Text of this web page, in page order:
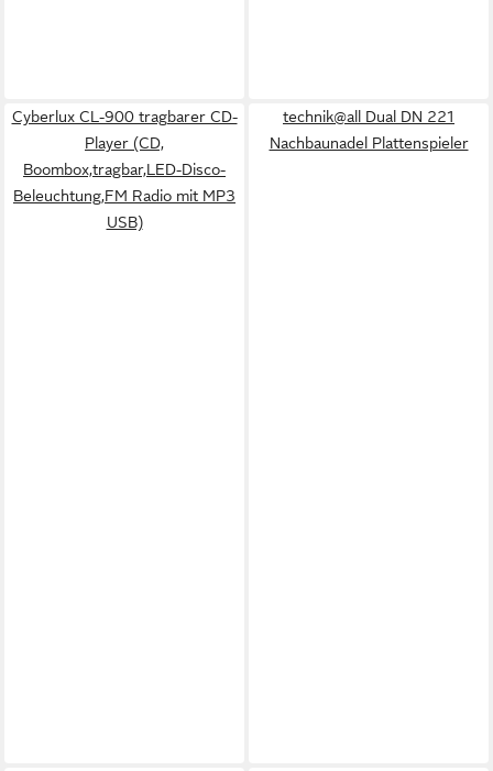
Cyberlux CL-900 tragbarer CD-
Player (CD,
Boombox,tragbar,LED-Disco-
Beleuchtung,FM Radio mit MP3
USB)
technik@all Dual DN 221
Nachbaunadel Plattenspieler